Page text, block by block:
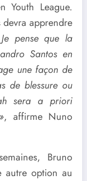
Youth League.
devra apprendre
pense que la
Santos en
une façon de
de blessure ou
sera a priori
, affirme Nuno
Bruno
autre option au